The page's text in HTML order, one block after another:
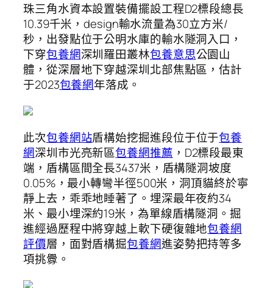
珠三角水資本設置裝備擺設工程D2標段總長
10.39千米，design輸水流量為30立方米/
秒，出發點位于公明水庫的輸水隧洞入口，
下穿包養網深圳羅田叢林包養意思公園山
體，從深層地下穿越深圳北部焦點區，估計
于2023包養網年落成。
此次包養網站盾構始挖掘進段位于位于包養
網深圳市光亮新區包養網推薦 ，D2標段最東
端，盾構區間全長3437米，盾構隧洞坡度
0.05%，最小轉彎半徑500米，洞頂貓終於寧
靜上去，乖乖地睡著了。埋深最年夜約34
米、最小埋深約19米，為單線盾構隧洞。掘
進經過歷程中將穿越上軟下硬復雜地包養網
評價層，面對盾構掘包養網進姿勢把持等多
項挑釁。